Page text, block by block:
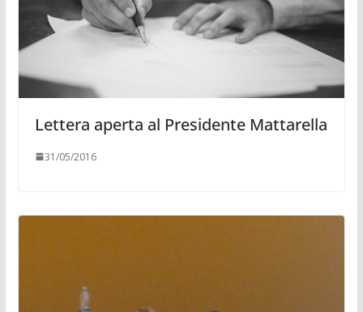
Lettera aperta al Presidente Mattarella
31/05/2016